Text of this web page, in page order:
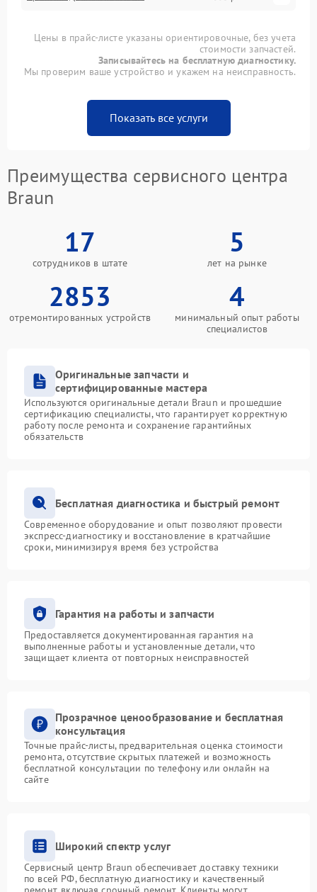
Цены в прайс-листе указаны ориентировочные, без учета
стоимости запчастей.
Записывайтесь на бесплатную диагностику.
Мы проверим ваше устройство и укажем на неисправность.
Показать все услуги
Преимущества сервисного центра
Braun
17
сотрудников в штате
5
лет на рынке
2853
отремонтированных устройств
4
минимальный опыт работы
специалистов
Оригинальные запчасти и
сертифицированные мастера
Используются оригинальные детали Braun и прошедшие
сертификацию специалисты, что гарантирует корректную
работу после ремонта и сохранение гарантийных
обязательств
Бесплатная диагностика и быстрый ремонт
Современное оборудование и опыт позволяют провести
экспресс-диагностику и восстановление в кратчайшие
сроки, минимизируя время без устройства
Гарантия на работы и запчасти
Предоставляется документированная гарантия на
выполненные работы и установленные детали, что
защищает клиента от повторных неисправностей
Прозрачное ценообразование и бесплатная
консультация
Точные прайс-листы, предварительная оценка стоимости
ремонта, отсутствие скрытых платежей и возможность
бесплатной консультации по телефону или онлайн на
сайте
Широкий спектр услуг
Сервисный центр Braun обеспечивает доставку техники
по всей РФ, бесплатную диагностику и качественный